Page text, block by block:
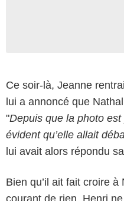
Ce soir-là, Jeanne
lui a annoncé que
"Depuis que la photo
évident qu’elle allait
lui avait alors répondu
Bien qu’il ait fait croire à
courant de rien, Henri